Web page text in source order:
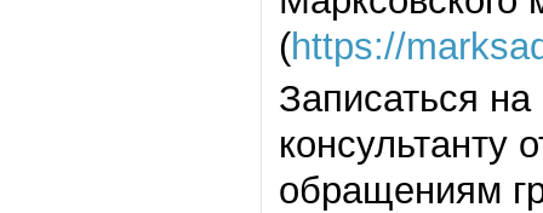
(https://
Записаться
консультанту
обращениям